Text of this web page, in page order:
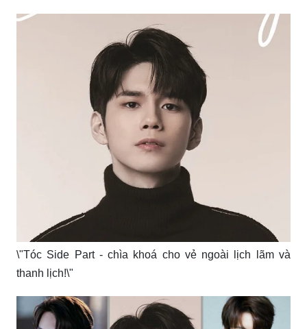
\"Tóc Side Part - chìa khoá cho vẻ ngoài lịch lãm và
thanh lịch!\"